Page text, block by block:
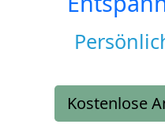
Kostenlose